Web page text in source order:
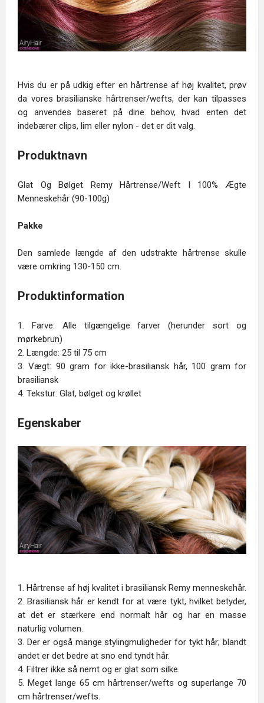
Hvis du er på udkig efter en hårtrense af høj kvalitet, prøv
da vores brasilianske hårtrenser/wefts, der kan tilpasses
og anvendes baseret på dine behov, hvad enten det
indebærer clips, lim eller nylon - det er dit valg.
Produktnavn
Glat Og Bølget Remy Hårtrense/Weft I 100% Ægte
Menneskehår (90-100g)
Pakke
Den samlede længde af den udstrakte hårtrense skulle
være omkring 130-150 cm.
Produktinformation
1. Farve: Alle tilgængelige farver (herunder sort og
mørkebrun)
2. Længde: 25 til 75 cm
3. Vægt: 90 gram for ikke-brasiliansk hår, 100 gram for
brasiliansk
4. Tekstur: Glat, bølget og krøllet
Egenskaber
1. Hårtrense af høj kvalitet i brasiliansk Remy menneskehår.
2. Brasiliansk hår er kendt for at være tykt, hvilket betyder,
at det er stærkere end normalt hår og har en masse
naturlig volumen.
3. Der er også mange stylingmuligheder for tykt hår; blandt
andet er det bedre at sno end tyndt hår.
4. Filtrer ikke så nemt og er glat som silke.
5. Meget lange 65 cm hårtrenser/wefts og superlange 70
cm hårtrenser/wefts.